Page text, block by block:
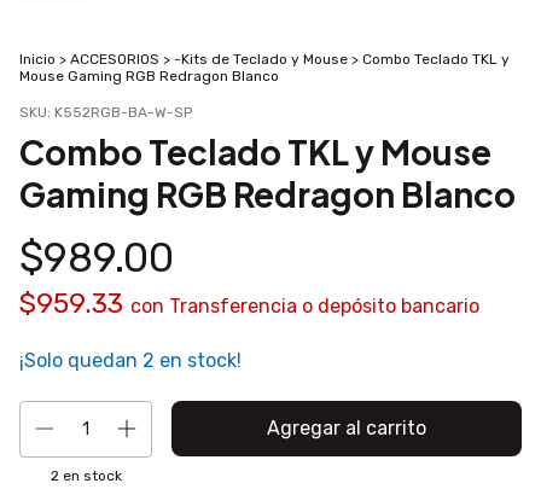
Inicio > ACCESORIOS > -Kits de Teclado y Mouse > Combo Teclado TKL y
Mouse Gaming RGB Redragon Blanco
SKU: K552RGB-BA-W-SP
Combo Teclado TKL y Mouse
Gaming RGB Redragon Blanco
$989.00
$959.33 con Transferencia o depósito bancario
¡Solo quedan 2 en stock!
2en stock